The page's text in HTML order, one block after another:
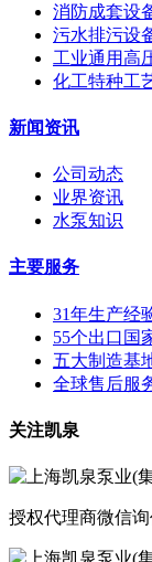
消防成套设
污水排污设
工业通用高
化工特种工
新闻资讯
公司动态
业界资讯
水泵知识
主要服务
31年生产经
55个出口国
五大制造基
全球售后服
关注凯泉
授权代理商微信询